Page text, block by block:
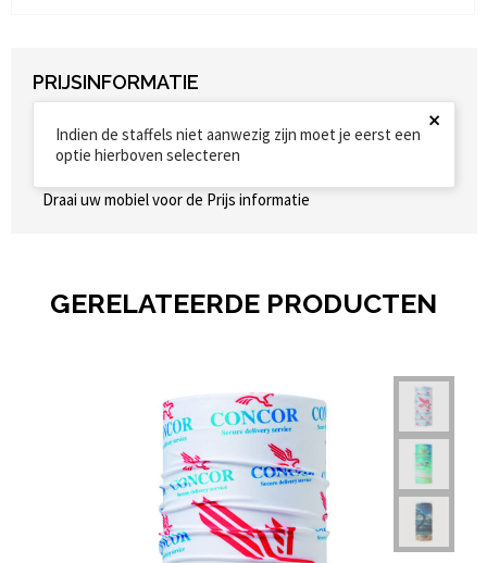
PRIJSINFORMATIE
Indien de staffels niet aanwezig zijn moet je eerst een
optie hierboven selecteren
×
Draai uw mobiel voor de Prijs informatie
GERELATEERDE PRODUCTEN